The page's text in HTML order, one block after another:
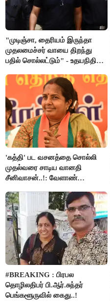
"முடிஞ்சா, தைரியம் இருந்தா
முதலமைச்சர் வாயை திறந்து
பதில் சொல்லட்டும்" - உதயநிதி
'கத்தி' பட வசனத்தை சொல்லி
முதல்வரை சாடிய வானதி
சீனிவாசன்..!: வேளாண்
எதிர்ப்பு!
#BREAKING : பிரபல
தொழிலதிபர் பி.ஆர்.சுந்தர்
பெங்களூருவில் கைது..!